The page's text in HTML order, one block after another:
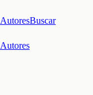
AutoresBuscar
Autores